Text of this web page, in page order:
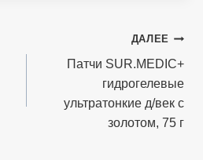
ДАЛЕЕ
Патчи SUR.MEDIC+
гидрогелевые
ультратонкие д/век с
золотом, 75 г